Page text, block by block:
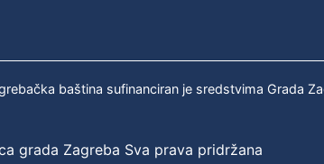
baština sufinanciran je sredstvima Grada
grada Zagreba Sva prava pridržana